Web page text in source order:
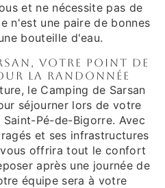
et ne nécessite pas de
n'est une paire de bonnes
bouteille d'eau.
votre point de
la randonnée
le Camping de Sarsan
séjourner lors de votre
Pé-de-Bigorre. Avec
et ses infrastructures
offrira tout le confort
après une journée de
équipe sera à votre